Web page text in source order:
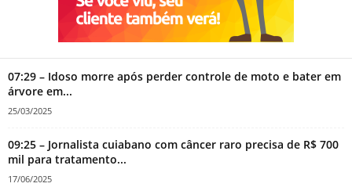
07:29 – Idoso morre após perder controle de moto e bater em
árvore em...
25/03/2025
09:25 – Jornalista cuiabano com câncer raro precisa de R$ 700
mil para tratamento...
17/06/2025